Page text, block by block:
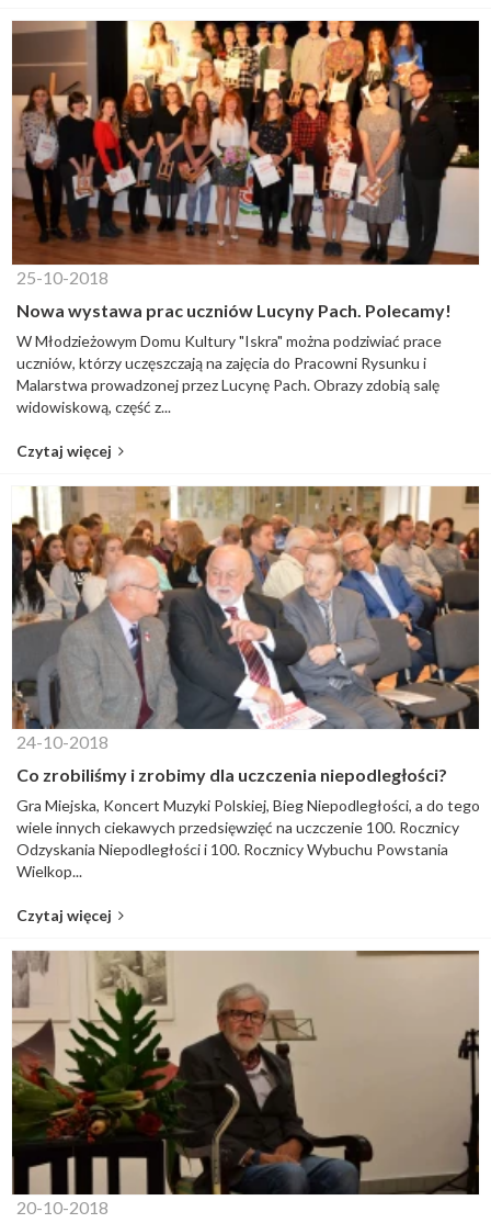
25-10-2018
Nowa wystawa prac uczniów Lucyny Pach. Polecamy!
W Młodzieżowym Domu Kultury "Iskra" można podziwiać prace
uczniów, którzy uczęszczają na zajęcia do Pracowni Rysunku i
Malarstwa prowadzonej przez Lucynę Pach. Obrazy zdobią salę
widowiskową, część z...
Czytaj więcej
24-10-2018
Co zrobiliśmy i zrobimy dla uczczenia niepodległości?
Gra Miejska, Koncert Muzyki Polskiej, Bieg Niepodległości, a do tego
wiele innych ciekawych przedsięwzięć na uczczenie 100. Rocznicy
Odzyskania Niepodległości i 100. Rocznicy Wybuchu Powstania
Wielkop...
Czytaj więcej
20-10-2018